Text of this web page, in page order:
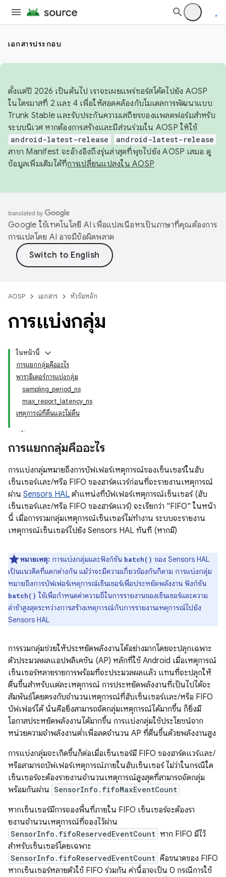
เอกสารประกอบ
ตั้งแต่ปี 2026 เป็นต้นไป เราจะเผยแพร่ซอร์สโค้ดไปยัง AOSP
ในไตรมาสที่ 2 และ 4 เพื่อให้สอดคล้องกับโมเดลการพัฒนาแบบ
Trunk Stable และรับประกันความเสถียรของแพลตฟอร์มสำหรับ
ระบบนิเวศ หากต้องการสร้างและมีส่วนร่วมใน AOSP ให้ใช้
android-latest-release android-latest-release
สาขา Manifest จะอ้างอิงถึงรุ่นล่าสุดที่พุชไปยัง AOSP เสมอ ดู
ข้อมูลเพิ่มเติมได้ที่การเปลี่ยนแปลงใน AOSP
Google ใช้เทคโนโลยี AI เพื่อแปลเนื้อหาเป็นภาษาที่คุณต้องการ
การแปลโดย AI อาจมีข้อผิดพลาด
AOSP เอกสาร หัวข้อหลัก
การแบ่งกลุ่ม
ในหน้านี้
การแยกกลุ่มคืออะไร
พารามิเตอร์การแบ่งกลุ่ม
sampling_period_ns
max_report_latency_ns
เหตุการณ์ที่ตื่นและไม่ตื่น
การแยกกลุ่มคืออะไร
การแบ่งกลุ่มหมายถึงการบัฟเฟอร์เหตุการณ์ของเซ็นเซอร์ในฮับ
เซ็นเซอร์และ/หรือ FIFO ของฮาร์ดแวร์ก่อนที่จะรายงานเหตุการณ์
ผ่าน Sensors HAL ตำแหน่งที่บัฟเฟอร์เหตุการณ์เซ็นเซอร์ (ฮับ
เซ็นเซอร์และ/หรือ FIFO ของฮาร์ดแวร์) จะเรียกว่า "FIFO" ในหน้า
นี้ เมื่อการรวมกลุ่มเหตุการณ์เซ็นเซอร์ไม่ทำงาน ระบบจะรายงาน
เหตุการณ์เซ็นเซอร์ไปยัง Sensors HAL ทันที (หากมี)
หมายเหตุ: การแบ่งกลุ่มและฟังก์ชัน batch() ของ Sensors HAL
เป็นแนวคิดที่แตกต่างกัน แม้ว่าจะมีความเกี่ยวข้องกันก็ตาม การแบ่งกลุ่ม
หมายถึงการบัฟเฟอร์เหตุการณ์เซ็นเซอร์เพื่อประหยัดพลังงาน ฟังก์ชัน
batch() ใช้เพื่อกำหนดค่าความถี่ในการรายงานของเซ็นเซอร์และความ
ล่าช้าสูงสุดระหว่างการสร้างเหตุการณ์กับการรายงานเหตุการณ์ไปยัง
Sensors HAL
การรวมกลุ่มช่วยให้ประหยัดพลังงานได้อย่างมากโดยจะปลุกเฉพาะ
ตัวประมวลผลแอปพลิเคชัน (AP) หลักที่ใช้ Android เมื่อเหตุการณ์
เซ็นเซอร์หลายรายการพร้อมที่จะประมวลผลแล้ว แทนที่จะปลุกให้
ตื่นขึ้นสำหรับแต่ละเหตุการณ์ การประหยัดพลังงานที่เป็นไปได้จะ
สัมพันธ์โดยตรงกับจํานวนเหตุการณ์ที่ฮับเซ็นเซอร์และ/หรือ FIFO
บัฟเฟอร์ได้ นั่นคือยิ่งสามารถจัดกลุ่มเหตุการณ์ได้มากขึ้น ก็ยิ่งมี
โอกาสประหยัดพลังงานได้มากขึ้น การแบ่งกลุ่มใช้ประโยชน์จาก
หน่วยความจําพลังงานต่ำเพื่อลดจํานวน AP ที่ตื่นขึ้นด้วยพลังงานสูง
การแบ่งกลุ่มจะเกิดขึ้นก็ต่อเมื่อเซ็นเซอร์มี FIFO ของฮาร์ดแวร์และ/
หรือสามารถบัฟเฟอร์เหตุการณ์ภายในฮับเซ็นเซอร์ ไม่ว่าในกรณีใด
เซ็นเซอร์จะต้องรายงานจํานวนเหตุการณ์สูงสุดที่สามารถจัดกลุ่ม
พร้อมกันผ่าน SensorInfo.fifoMaxEventCount
หากเซ็นเซอร์มีการจองพื้นที่ภายใน FIFO เซ็นเซอร์จะต้องรา
ยงานจํานวนเหตุการณ์ที่จองไว้ผ่าน
SensorInfo.fifoReservedEventCount หาก FIFO มีไว้
สำหรับเซ็นเซอร์โดยเฉพาะ
SensorInfo.fifoReservedEventCount คือขนาดของ FIFO
หากเซ็นเซอร์หลายตัวใช้ FIFO ร่วมกัน ค่านี้อาจเป็น 0 กรณีการใช้